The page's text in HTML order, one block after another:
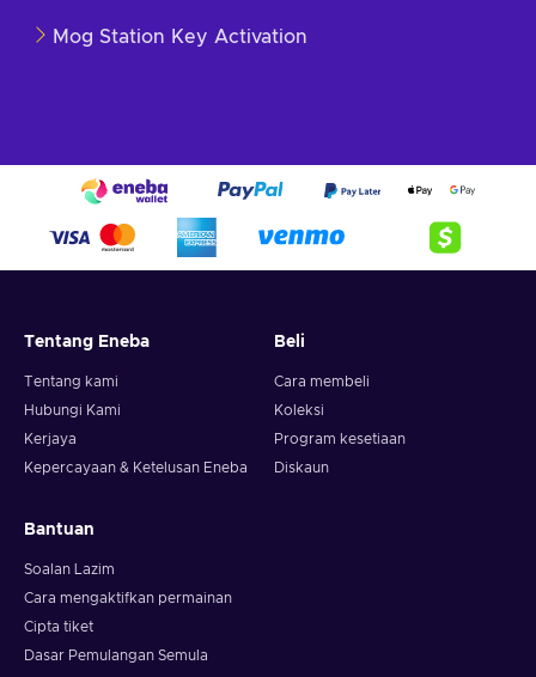
Mog Station Key Activation
Tentang Eneba
Tentang kami
Hubungi Kami
Kerjaya
Kepercayaan & Ketelusan Eneba
Beli
Cara membeli
Koleksi
Program kesetiaan
Diskaun
Bantuan
Soalan Lazim
Cara mengaktifkan permainan
Cipta tiket
Dasar Pemulangan Semula